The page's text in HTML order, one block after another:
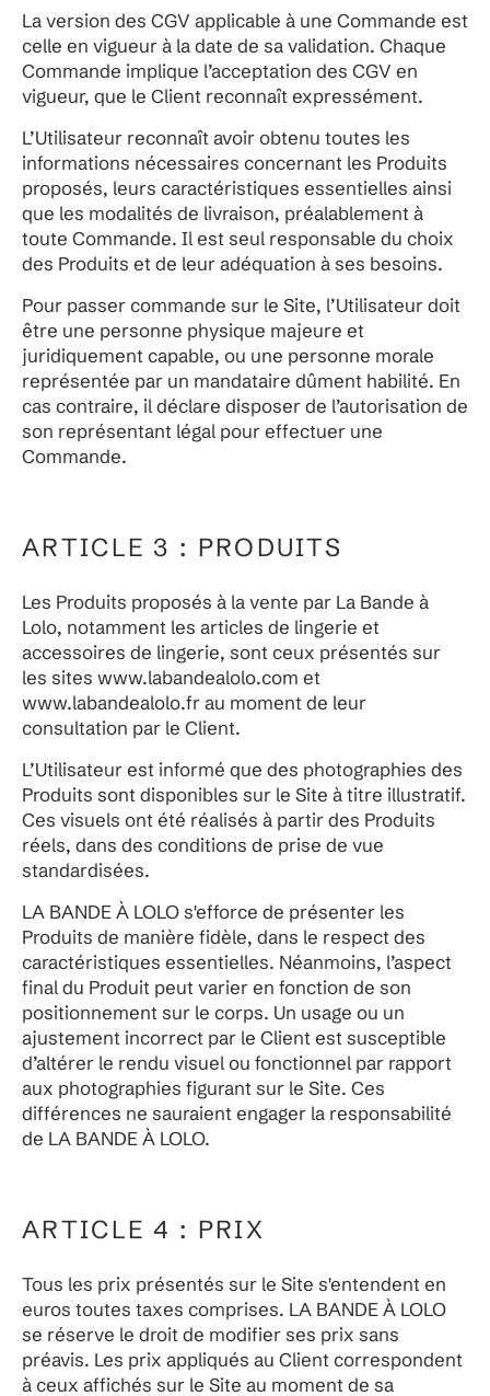
La version des CGV applicable à une Commande est
celle en vigueur à la date de sa validation. Chaque
Commande implique l’acceptation des CGV en
vigueur, que le Client reconnaît expressément.
L’Utilisateur reconnaît avoir obtenu toutes les
informations nécessaires concernant les Produits
proposés, leurs caractéristiques essentielles ainsi
que les modalités de livraison, préalablement à
toute Commande. Il est seul responsable du choix
des Produits et de leur adéquation à ses besoins.
Pour passer commande sur le Site, l’Utilisateur doit
être une personne physique majeure et
juridiquement capable, ou une personne morale
représentée par un mandataire dûment habilité. En
cas contraire, il déclare disposer de l’autorisation de
son représentant légal pour effectuer une
Commande.
ARTICLE 3 : PRODUITS
Les Produits proposés à la vente par La Bande à
Lolo, notamment les articles de lingerie et
accessoires de lingerie, sont ceux présentés sur
les sites www.labandealolo.com et
www.labandealolo.fr au moment de leur
consultation par le Client.
L’Utilisateur est informé que des photographies des
Produits sont disponibles sur le Site à titre illustratif.
Ces visuels ont été réalisés à partir des Produits
réels, dans des conditions de prise de vue
standardisées.
LA BANDE À LOLO s'efforce de présenter les
Produits de manière fidèle, dans le respect des
caractéristiques essentielles. Néanmoins, l’aspect
final du Produit peut varier en fonction de son
positionnement sur le corps. Un usage ou un
ajustement incorrect par le Client est susceptible
d’altérer le rendu visuel ou fonctionnel par rapport
aux photographies figurant sur le Site. Ces
différences ne sauraient engager la responsabilité
de LA BANDE À LOLO.
ARTICLE 4 : PRIX
Tous les prix présentés sur le Site s'entendent en
euros toutes taxes comprises. LA BANDE À LOLO
se réserve le droit de modifier ses prix sans
préavis. Les prix appliqués au Client correspondent
à ceux affichés sur le Site au moment de sa